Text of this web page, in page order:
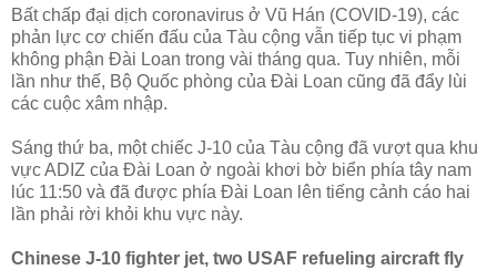
Bất chấp đại dịch coronavirus ở Vũ Hán (COVID-19), các
phản lực cơ chiến đấu của Tàu cộng vẫn tiếp tục vi phạm
không phận Đài Loan trong vài tháng qua. Tuy nhiên, mỗi
lần như thế, Bộ Quốc phòng của Đài Loan cũng đã đẩy lùi
các cuộc xâm nhập.
Sáng thứ ba, một chiếc J-10 của Tàu cộng đã vượt qua khu
vực ADIZ của Đài Loan ở ngoài khơi bờ biển phía tây nam
lúc 11:50 và đã được phía Đài Loan lên tiếng cảnh cáo hai
lần phải rời khỏi khu vực này.
Chinese J-10 fighter jet, two USAF refueling aircraft fly